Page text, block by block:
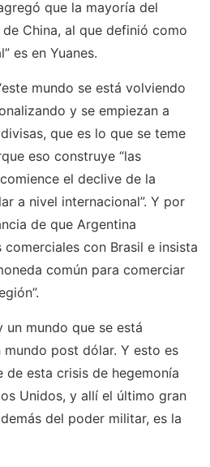
que la mayoría del
China, al que definió como
es en Yuanes.
mundo se está volviendo
y se empiezan a
que es lo que se teme
eso construye “las
el declive de la
a nivel internacional”. Y por
de que Argentina
con Brasil e insista
común para comerciar
un mundo que se está
post dólar. Y esto es
esta crisis de hegemonía
Unidos, y allí el último gran
del poder militar, es la